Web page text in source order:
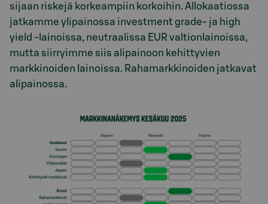
sijaan riskejä korkeampiin korkoihin. Allokaatiossa
jatkamme ylipainossa investment grade- ja high
yield -lainoissa, neutraalissa EUR valtionlainoissa,
mutta siirryimme siis alipainoon kehittyvien
markkinoiden lainoissa. Rahamarkkinoiden jatkavat
alipainossa.